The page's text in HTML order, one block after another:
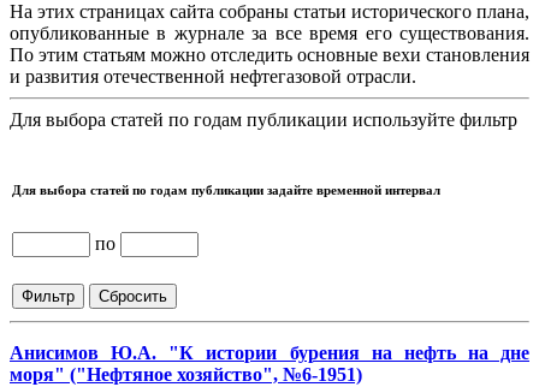
На этих страницах сайта собраны статьи исторического плана,
опубликованные в журнале за все время его существования.
По этим статьям можно отследить основные вехи становления
и развития отечественной нефтегазовой отрасли.
Для выбора статей по годам публикации используйте фильтр
Для выбора статей по годам публикации задайте временной интервал
по
Анисимов Ю.А. "К истории бурения на нефть на дне
моря" ("Нефтяное хозяйство", №6-1951)